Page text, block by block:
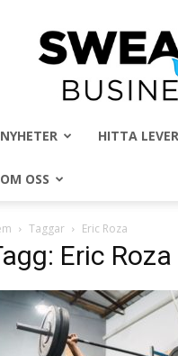
NYHETER HITTA
OM OSS
Taggar Eric Roza
Eric Roza